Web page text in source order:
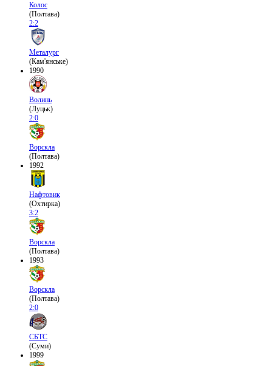
Колос
(Полтава)
2:2
Металург
(Кам'янське)
1990
Волинь
(Луцьк)
2:0
Ворскла
(Полтава)
1992
Нафтовик
(Охтирка)
3:2
Ворскла
(Полтава)
1993
Ворскла
(Полтава)
2:0
СБТС
(Суми)
1999